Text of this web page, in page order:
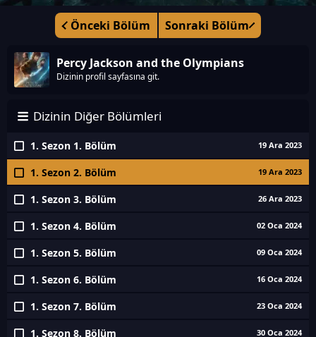
Önceki Bölüm Sonraki Bölüm
Percy Jackson and the Olympians
Dizinin profil sayfasına git.
Dizinin Diğer Bölümleri
1. Sezon 1. Bölüm 19 Ara 2023
1. Sezon 2. Bölüm 19 Ara 2023
1. Sezon 3. Bölüm 26 Ara 2023
1. Sezon 4. Bölüm 02 Oca 2024
1. Sezon 5. Bölüm 09 Oca 2024
1. Sezon 6. Bölüm 16 Oca 2024
1. Sezon 7. Bölüm 23 Oca 2024
1. Sezon 8. Bölüm 30 Oca 2024